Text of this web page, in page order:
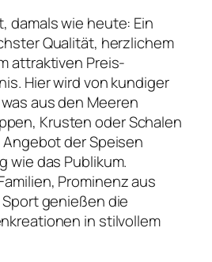
damals wie heute: Ein
Qualität, herzlichem
attraktiven Preis-
Hier wird von kundiger
aus den Meeren
Krusten oder Schalen
der Speisen
wie das Publikum.
Prominenz aus
genießen die
in stilvollem